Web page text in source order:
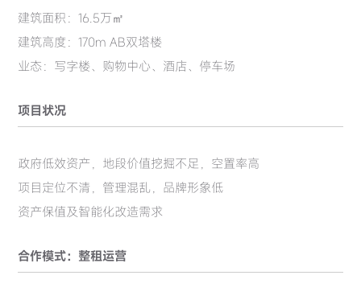
建筑面积：16.5万㎡
建筑高度：170m AB双塔楼
业态：写字楼、购物中心、酒店、停车场
项目状况
政府低效资产，地段价值挖掘不足，空置率高
项目定位不清，管理混乱，品牌形象低
资产保值及智能化改造需求
合作模式：整租运营